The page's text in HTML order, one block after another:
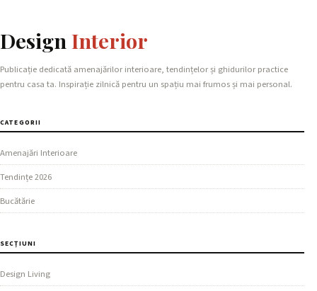
Design Interior
Publicație dedicată amenajărilor interioare, tendințelor și ghidurilor practice
pentru casa ta. Inspirație zilnică pentru un spațiu mai frumos și mai personal.
CATEGORII
Amenajări Interioare
Tendințe 2026
Bucătărie
SECȚIUNI
Design Living